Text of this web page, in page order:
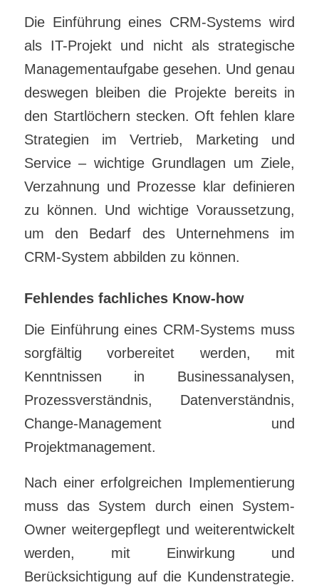
Die Einführung eines CRM-Systems wird
als IT-Projekt und nicht als strategische
Managementaufgabe gesehen. Und genau
deswegen bleiben die Projekte bereits in
den Startlöchern stecken. Oft fehlen klare
Strategien im Vertrieb, Marketing und
Service – wichtige Grundlagen um Ziele,
Verzahnung und Prozesse klar definieren
zu können. Und wichtige Voraussetzung,
um den Bedarf des Unternehmens im
CRM-System abbilden zu können.
Fehlendes fachliches Know-how
Die Einführung eines CRM-Systems muss
sorgfältig vorbereitet werden, mit
Kenntnissen in Businessanalysen,
Prozessverständnis, Datenverständnis,
Change-Management und
Projektmanagement.
Nach einer erfolgreichen Implementierung
muss das System durch einen System-
Owner weitergepflegt und weiterentwickelt
werden, mit Einwirkung und
Berücksichtigung auf die Kundenstrategie.